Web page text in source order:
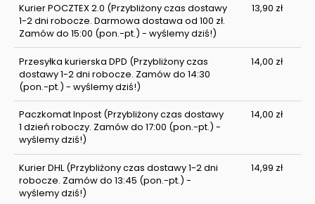
Kurier POCZTEX 2.0 (Przybliżony czas dostawy
1-2 dni robocze. Darmowa dostawa od 100 zł.
Zamów do 15:00 (pon.-pt.) - wyślemy dziś!)
13,90 zł
Przesyłka kurierska DPD (Przybliżony czas
dostawy 1-2 dni robocze. Zamów do 14:30
(pon.-pt.) - wyślemy dziś!)
14,00 zł
Paczkomat Inpost(Przybliżony czas dostawy
1 dzień roboczy. Zamów do 17:00 (pon.-pt.) -
wyślemy dziś!)
14,00 zł
Kurier DHL(Przybliżony czas dostawy 1-2 dni
robocze. Zamów do 13:45 (pon.-pt.) -
wyślemy dziś!)
14,99 zł